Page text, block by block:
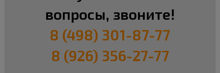
вопросы, звоните!
8 (498) 301-87-77
8 (926) 356-27-77